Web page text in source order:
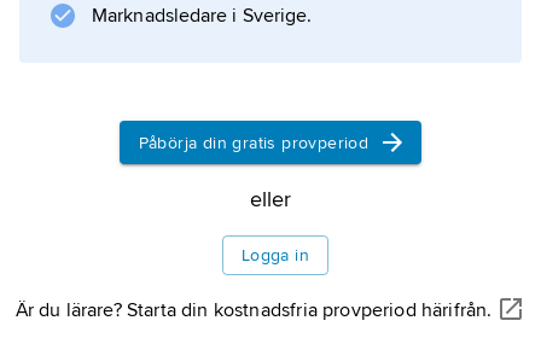
Marknadsledare i Sverige.
Påbörja din gratis provperiod
eller
Logga in
Är du lärare? Starta din kostnadsfria provperiod härifrån.